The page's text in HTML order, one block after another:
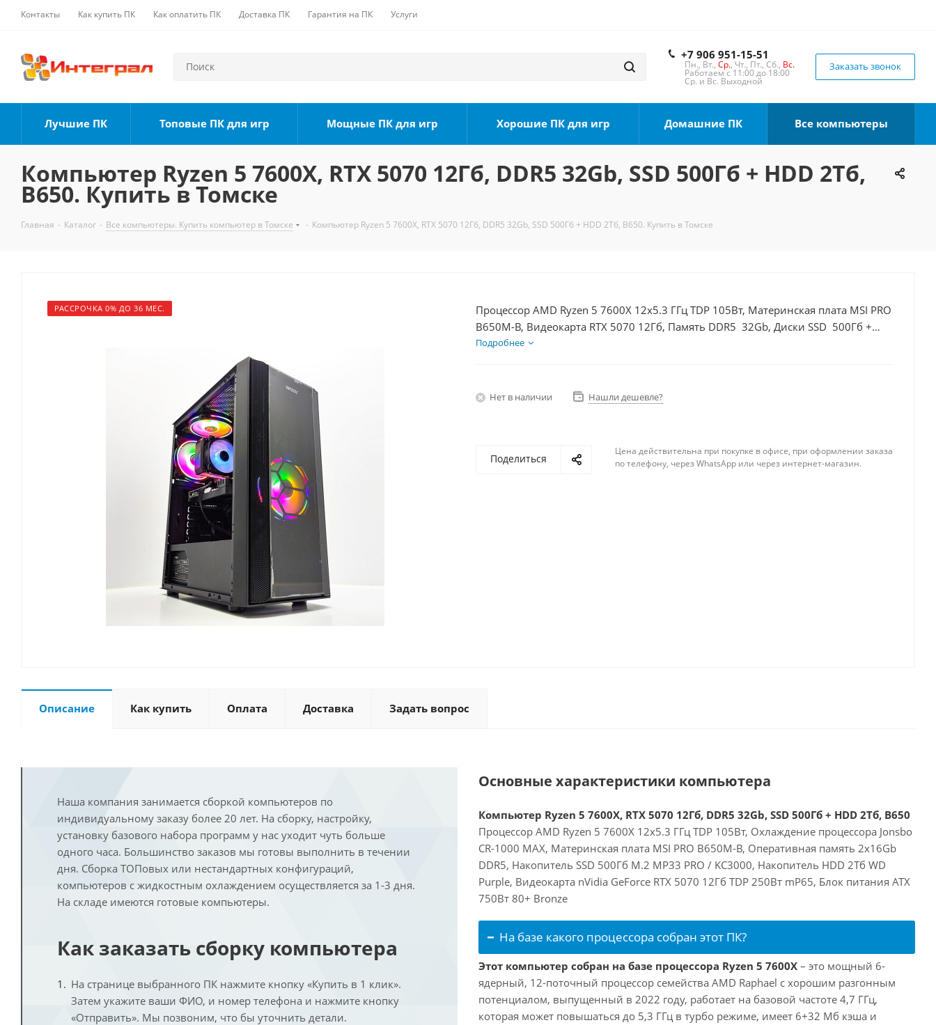
Контакты Как купить ПК Как оплатить ПК Доставка ПК Гарантия на ПК Услуги
+7 906 951-15-51
Пн., Вт., Ср., Чт., Пт., Сб., Вс.
Работаем с 11:00 до 18:00
Ср. и Вс. Выходной
Заказать звонок
Лучшие ПК Топовые ПК для игр Мощные ПК для игр Хорошие ПК для игр Домашние ПК Все компьютеры
Компьютер Ryzen 5 7600X, RTX 5070 12Гб, DDR5 32Gb, SSD 500Гб + HDD 2Тб,
B650. Купить в Томске
Главная - Каталог - Все компьютеры. Купить компьютер в Томске - Компьютер Ryzen 5 7600X, RTX 5070 12Гб, DDR5 32Gb, SSD 500Гб + HDD 2Тб, B650. Купить в Томске
РАССРОЧКА 0% ДО 36 МЕС.
Процессор AMD Ryzen 5 7600X 12x5.3 ГГц TDP 105Вт, Материнская плата MSI PRO
B650M-B, Видеокарта RTX 5070 12Гб, Память DDR5 32Gb, Диски SSD 500Гб +
HDD 2Тб, БП 750Вт
Подробнее
Нет в наличии Нашли дешевле?
Поделиться
Цена действительна при покупке в офисе, при оформлении заказа
по телефону, через WhatsApp или через интернет-магазин.
Описание Как купить Оплата Доставка Задать вопрос
Наша компания занимается сборкой компьютеров по
индивидуальному заказу более 20 лет. На сборку, настройку,
установку базового набора программ у нас уходит чуть больше
одного часа. Большинство заказов мы готовы выполнить в течении
дня. Сборка ТОПовых или нестандартных конфигураций,
компьютеров с жидкостным охлаждением осуществляется за 1-3 дня.
На складе имеются готовые компьютеры.
Как заказать сборку компьютера
На странице выбранного ПК нажмите кнопку «Купить в 1 клик».
Затем укажите ваши ФИО, и номер телефона и нажмите кнопку
«Отправить». Мы позвоним, что бы уточнить детали.
Основные характеристики компьютера
Компьютер Ryzen 5 7600X, RTX 5070 12Гб, DDR5 32Gb, SSD 500Гб + HDD 2Тб, B650
Процессор AMD Ryzen 5 7600X 12x5.3 ГГц TDP 105Вт, Охлаждение процессора Jonsbo
CR-1000 MAX, Материнская плата MSI PRO B650M-B, Оперативная память 2x16Gb
DDR5, Накопитель SSD 500Гб M.2 MP33 PRO / KC3000, Накопитель HDD 2Тб WD
Purple, Видеокарта nVidia GeForce RTX 5070 12Гб TDP 250Вт mP65, Блок питания ATX
750Вт 80+ Bronze
На базе какого процессора собран этот ПК?
Этот компьютер собран на базе процессора Ryzen 5 7600X – это мощный 6-
ядерный, 12-поточный процессор семейства AMD Raphael с хорошим разгонным
потенциалом, выпущенный в 2022 году, работает на базовой частоте 4,7 ГГц,
которая может повышаться до 5,3 ГГц в турбо режиме, имеет 6+32 Мб кэша и